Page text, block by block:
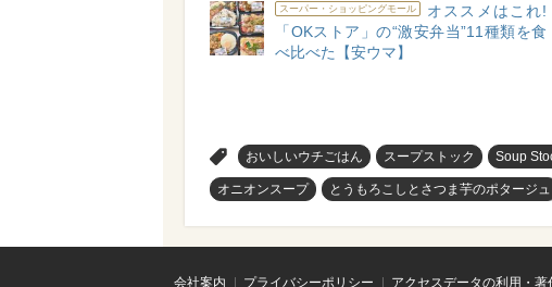
スーパー・ショッピングモール
オススメはこれ!
「OKストア」の“激安弁当”11種類を食
べ比べた【安ウマ】
おいしいウチごはん スープストック Soup
オニオンスープ とうもろこしとさつま芋のポタージュ
会社案内 プライバシーポリシー アクセスデータの利用・著